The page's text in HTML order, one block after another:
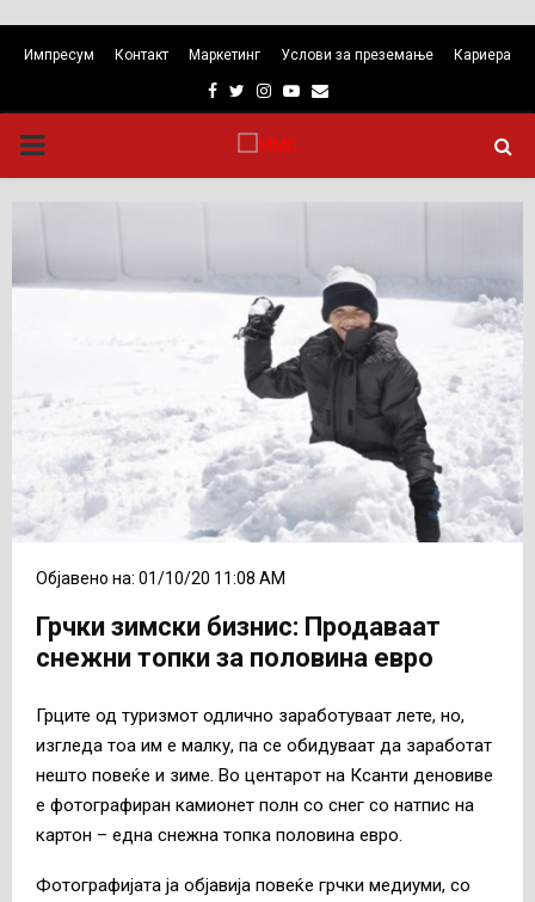
Импресум Контакт Маркетинг Услови за преземање Кариера
Facebook
TwitterInstagram
Youtube
Email
PRIMARY
MENU
Објавено на: 01/10/20 11:08 AM
Грчки зимски бизнис: Продаваат
снежни топки за половина евро
Грците од туризмот одлично заработуваат лете, но,
изгледа тоа им е малку, па се обидуваат да заработат
нешто повеќе и зиме. Во центарот на Ксанти деновиве
е фотографиран камионет полн со снег со натпис на
картон – една снежна топка половина евро.
Фотографијата ја објавија повеќе грчки медиуми, со